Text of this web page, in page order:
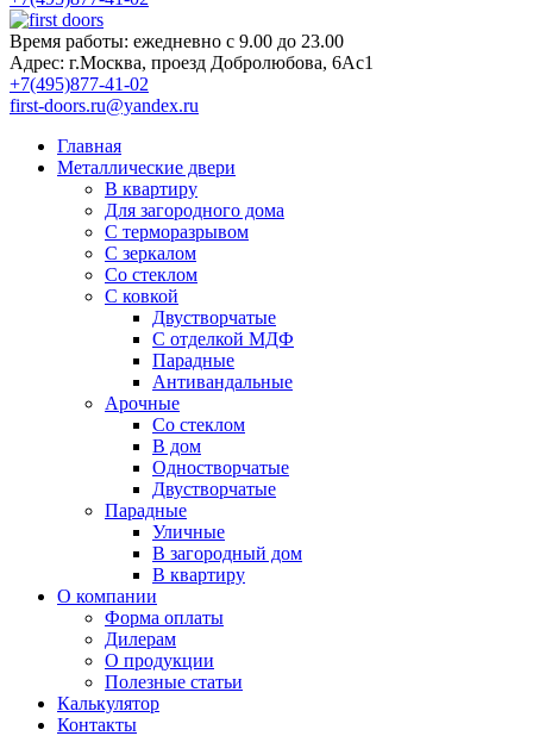
Время работы: ежедневно с 9.00 до 23.00
Адрес: г.Москва, проезд Добролюбова, 6Ас1
+7(495)877-41-02
first-doors.ru@yandex.ru
Главная
Металлические двери
В квартиру
Для загородного дома
С терморазрывом
С зеркалом
Со стеклом
С ковкой
Двустворчатые
С отделкой МДФ
Парадные
Антивандальные
Арочные
Со стеклом
В дом
Одностворчатые
Двустворчатые
Парадные
Уличные
В загородный дом
В квартиру
О компании
Форма оплаты
Дилерам
О продукции
Полезные статьи
Калькулятор
Контакты